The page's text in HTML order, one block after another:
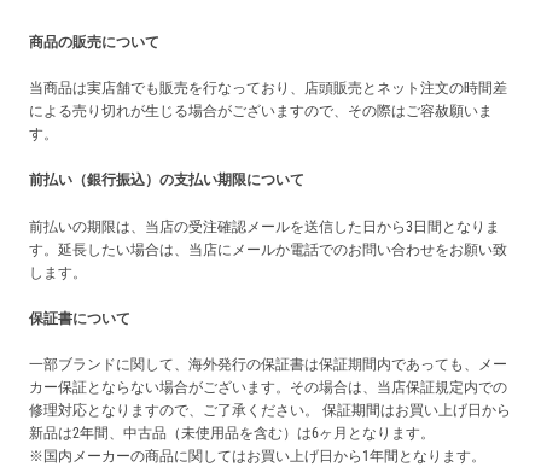
商品の販売について
当商品は実店舗でも販売を行なっており、店頭販売とネット注文の時間差
による売り切れが生じる場合がございますので、その際はご容赦願いま
す。
前払い（銀行振込）の支払い期限について
前払いの期限は、当店の受注確認メールを送信した日から3日間となりま
す。延長したい場合は、当店にメールか電話でのお問い合わせをお願い致
します。
保証書について
一部ブランドに関して、海外発行の保証書は保証期間内であっても、メー
カー保証とならない場合がございます。その場合は、当店保証規定内での
修理対応となりますので、ご了承ください。 保証期間はお買い上げ日から
新品は2年間、中古品（未使用品を含む）は6ヶ月となります。
※国内メーカーの商品に関してはお買い上げ日から1年間となります。